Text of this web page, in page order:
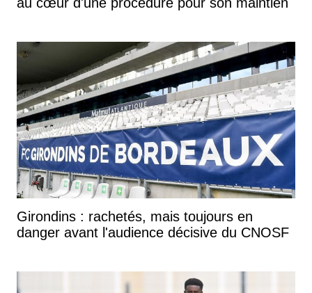
Girondins : rachetés, mais toujours en
danger avant l'audience décisive du CNOSF